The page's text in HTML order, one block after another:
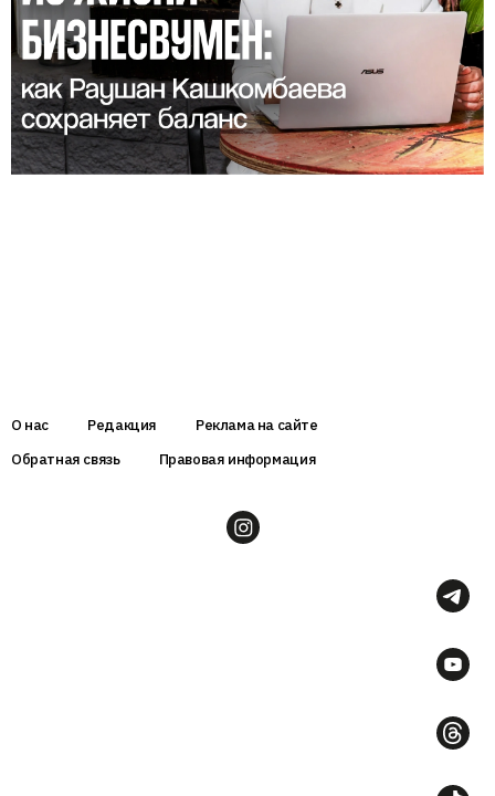
О нас Редакция
Реклама на сайте
Обратная связь
Правовая информация